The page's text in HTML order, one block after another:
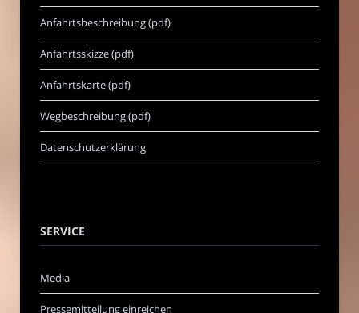
Anfahrtsbeschreibung (pdf)
Anfahrtsskizze (pdf)
Anfahrtskarte (pdf)
Wegbeschreibung (pdf)
Datenschutzerklärung
SERVICE
Media
Pressemitteilung einreichen